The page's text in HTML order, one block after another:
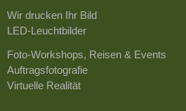
Wir drucken Ihr Bild
LED-Leuchtbilder
Foto-Workshops, Reisen & Events
Auftragsfotografie
Virtuelle Realität